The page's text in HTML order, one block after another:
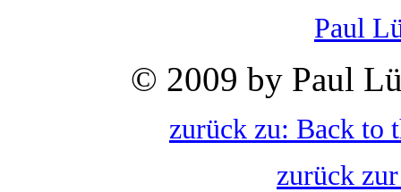
Paul
© 2009 by Paul
zurück zu: Back to
zurück